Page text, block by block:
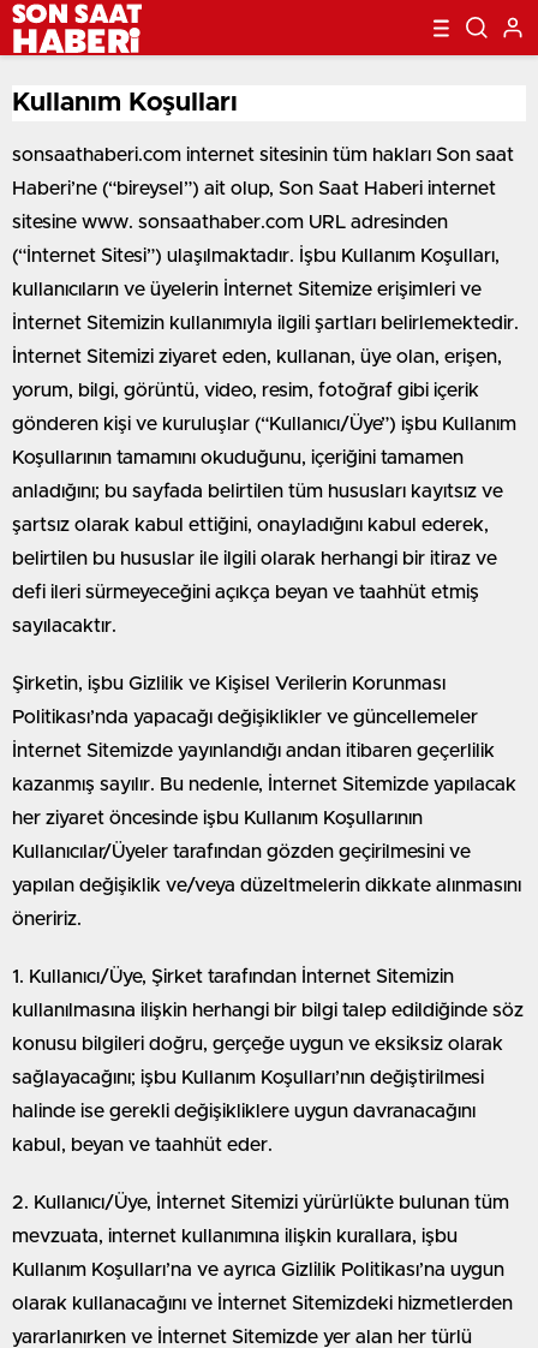
Kullanım Koşulları
sonsaathaberi.com internet sitesinin tüm hakları Son saat
Haberi’ne (“bireysel”) ait olup, Son Saat Haberi internet
sitesine www. sonsaathaber.com URL adresinden
(“İnternet Sitesi”) ulaşılmaktadır. İşbu Kullanım Koşulları,
kullanıcıların ve üyelerin İnternet Sitemize erişimleri ve
İnternet Sitemizin kullanımıyla ilgili şartları belirlemektedir.
İnternet Sitemizi ziyaret eden, kullanan, üye olan, erişen,
yorum, bilgi, görüntü, video, resim, fotoğraf gibi içerik
gönderen kişi ve kuruluşlar (“Kullanıcı/Üye”) işbu Kullanım
Koşullarının tamamını okuduğunu, içeriğini tamamen
anladığını; bu sayfada belirtilen tüm hususları kayıtsız ve
şartsız olarak kabul ettiğini, onayladığını kabul ederek,
belirtilen bu hususlar ile ilgili olarak herhangi bir itiraz ve
defi ileri sürmeyeceğini açıkça beyan ve taahhüt etmiş
sayılacaktır.
Şirketin, işbu Gizlilik ve Kişisel Verilerin Korunması
Politikası’nda yapacağı değişiklikler ve güncellemeler
İnternet Sitemizde yayınlandığı andan itibaren geçerlilik
kazanmış sayılır. Bu nedenle, İnternet Sitemizde yapılacak
her ziyaret öncesinde işbu Kullanım Koşullarının
Kullanıcılar/Üyeler tarafından gözden geçirilmesini ve
yapılan değişiklik ve/veya düzeltmelerin dikkate alınmasını
öneririz.
1. Kullanıcı/Üye, Şirket tarafından İnternet Sitemizin
kullanılmasına ilişkin herhangi bir bilgi talep edildiğinde söz
konusu bilgileri doğru, gerçeğe uygun ve eksiksiz olarak
sağlayacağını; işbu Kullanım Koşulları’nın değiştirilmesi
halinde ise gerekli değişikliklere uygun davranacağını
kabul, beyan ve taahhüt eder.
2. Kullanıcı/Üye, İnternet Sitemizi yürürlükte bulunan tüm
mevzuata, internet kullanımına ilişkin kurallara, işbu
Kullanım Koşulları’na ve ayrıca Gizlilik Politikası’na uygun
olarak kullanacağını ve İnternet Sitemizdeki hizmetlerden
yararlanırken ve İnternet Sitemizde yer alan her türlü